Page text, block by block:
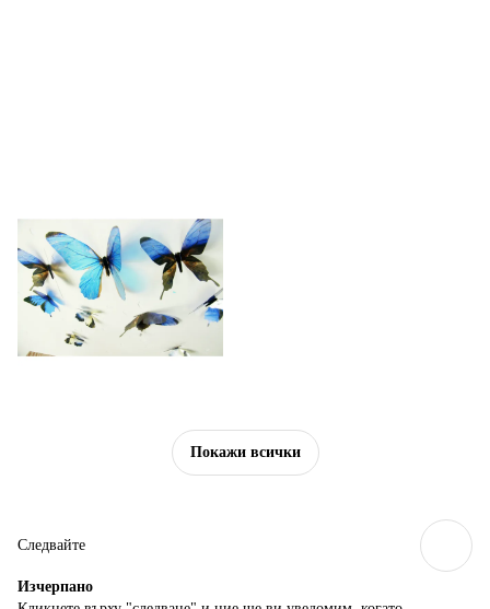
Покажи всички
Следвайте
Изчерпанo